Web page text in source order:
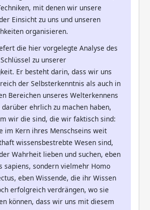
mit denen wir unsere
Einsicht zu uns und unseren
organisieren.
die hier vorgelegte Analyse des
zu unserer
Er besteht darin, dass wir uns
der Selbsterkenntnis als auch in
Bereichen unseres Welterkennens
ehrlich zu machen haben,
wir die sind, die wir faktisch sind:
im Kern ihres Menschseins weit
wissensbestrebte Wesen sind,
Wahrheit lieben und suchen, eben
sapiens, sondern vielmehr Homo
eben Wissende, die ihr Wissen
erfolgreich verdrängen, wo sie
können, dass wir uns mit diesem